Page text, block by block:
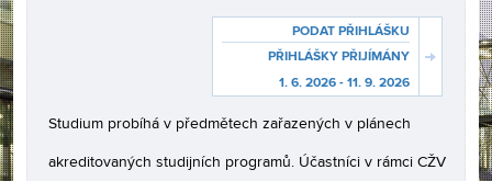
PODAT PŘIHLÁŠKU
PŘIHLÁŠKY PŘIJÍMÁNY
1. 6. 2026 - 11. 9. 2026
Studium probíhá v předmětech zařazených v plánech
akreditovaných studijních programů. Účastníci v rámci CŽV